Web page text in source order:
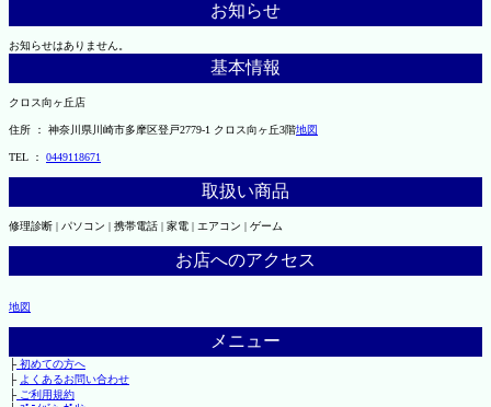
お知らせ
お知らせはありません。
基本情報
クロス向ヶ丘店
住所 ： 神奈川県川崎市多摩区登戸2779-1 クロス向ヶ丘3階地図
TEL ： 0449118671
取扱い商品
修理診断 | パソコン | 携帯電話 | 家電 | エアコン | ゲーム
お店へのアクセス
地図
メニュー
├初めての方へ
├ よくあるお問い合わせ
├ご利用規約